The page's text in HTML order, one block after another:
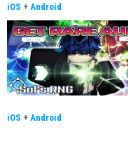
iOS + Android
iOS + Android